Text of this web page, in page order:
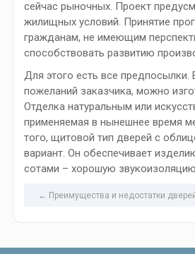
сейчас рыночных. Проект
жилищных условий. Принятие
гражданам, не имеющим
способствовать развитию
Для этого есть все
пожеланий заказчика, можно
Отделка натуральным или
применяемая в нынешнее время
того, щитовой тип дверей с
вариант. Он обеспечивает
сотами – хорошую
← Преимущества и недостатки